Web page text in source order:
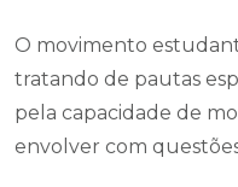
O movimento
tratando de pautas
pela capacidade de
envolver com